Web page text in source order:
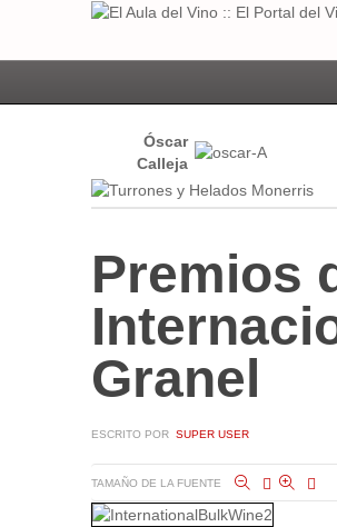
Óscar
Calleja
Premios
Granel
ESCRITO POR SUPER USER
TAMAÑO DE LA FUENTE